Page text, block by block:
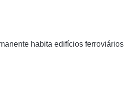
habita edifícios ferroviários